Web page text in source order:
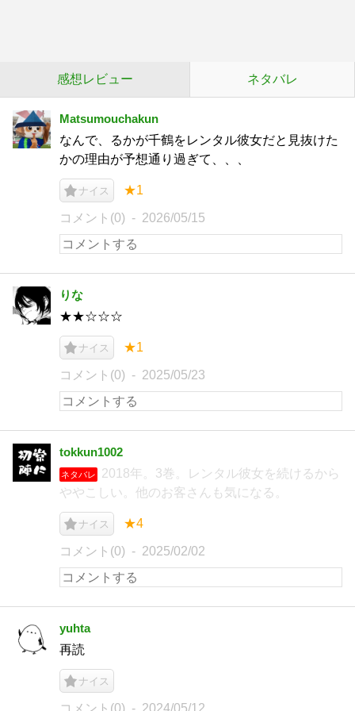
感想レビュー ネタバレ
Matsumouchakun
なんで、るかが千鶴をレンタル彼女だと見抜けた
かの理由が予想通り過ぎて、、、
ナイス ★1
コメント(0) 2026/05/15
りな
★★☆☆☆
ナイス ★1
コメント(0) 2025/05/23
tokkun1002
ネタバレ
2018年。3巻。レンタル彼女を続けるから
ややこしい。他のお客さんも気になる。
ナイス ★4
コメント(0) 2025/02/02
yuhta
再読
ナイス
コメント(0) 2024/05/12